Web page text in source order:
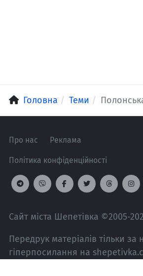
Головна Теми
Про нас Реклама
Політика конфіденційності
Сайт міста Шепетівка ©2005-
Передрук матеріалів тільки за
гіперпосилання на